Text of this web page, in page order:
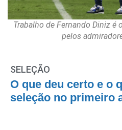
Trabalho de Fernando Diniz é
pelos
SELEÇÃO
O que deu certo e o
seleção no primeiro